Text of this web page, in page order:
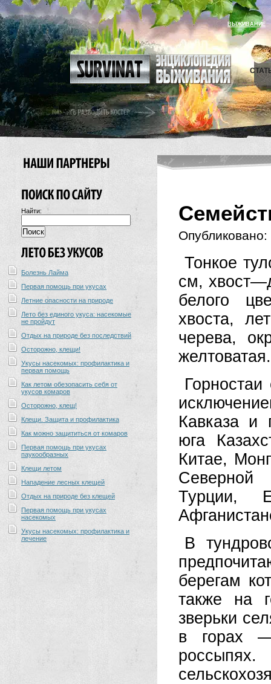
ВЫЖИВАНИЕ
Найти:
Болезнь Лайма
Первая помощь при укусах
Летние опасности на природе
Лето без единого укуса: насекомые
не пройдут
Отдых на природе без последствий
Осторожно, клещи!
Укусы насекомых: профилактика и
первая помощь
Как летом обезопасить себя от
укусов комаров
Осторожно, клещ!
Клещи. Защита и профилактика
Как можно защититься от комаров
Первая помощь при укусах
паукообразных
Клещи летом
Нападение лесных клещей
Отдых на природе без клещей
Первая помощь при укусах
насекомых
Укусы насекомых: профилактика и
лечение
Опубликовано:
Тонкое
см,
белого
хвоста,
черева,
Кавказа и
юга
Китае,
Северной
Турции,
В
берегам
также на
зверьки
в горах